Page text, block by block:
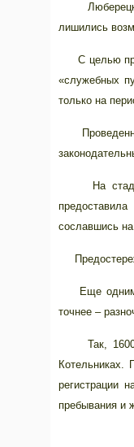
Люберецкая
лишились
С целью
«служебных
только на
На стадии
сославшись
Еще одним
точнее –
Так, 1600
Котельниках.
регистрации
пребывания и